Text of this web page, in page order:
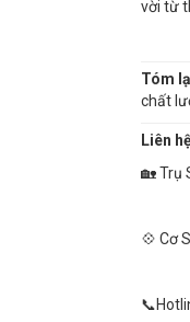
vời từ
Tóm
chất
Liên
🏡 Trụ
💠 Cơ